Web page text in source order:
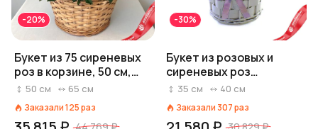
-20%
Букет из 75 сиреневых
роз в корзине, 50 см,
Россия
50 см 65 см
Заказали125раз
-30%
Букет из розовых и
сиреневых роз
«Паллада»
35 см 40 см
Заказали 307раз